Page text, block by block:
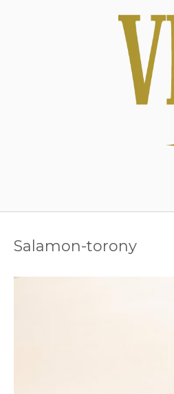
Salamon-torony